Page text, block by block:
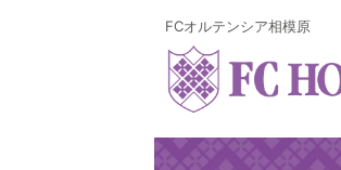
FCオルテンシア相模原